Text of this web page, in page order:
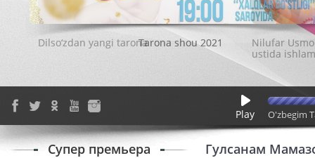
Tarona shou 2021
Play O'zbegim
Гулсанам
Супер премьера